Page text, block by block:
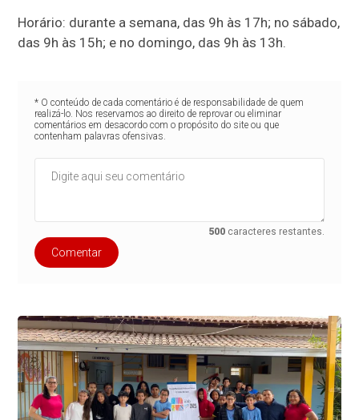
Horário: durante a semana, das 9h às 17h; no sábado,
das 9h às 15h; e no domingo, das 9h às 13h.
* O conteúdo de cada comentário é de responsabilidade de quem
realizá-lo. Nos reservamos ao direito de reprovar ou eliminar
comentários em desacordo com o propósito do site ou que
contenham palavras ofensivas.
500 caracteres restantes.
Comentar